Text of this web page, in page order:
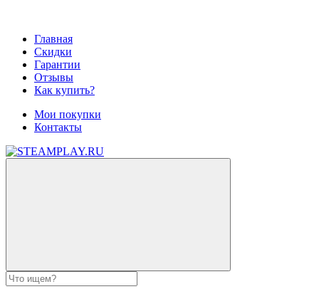
Главная
Скидки
Гарантии
Отзывы
Как купить?
Мои покупки
Контакты